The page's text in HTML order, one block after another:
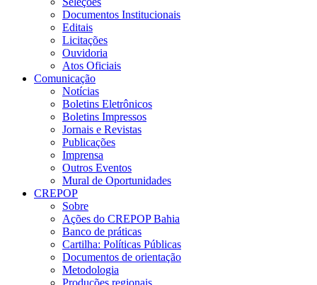
Documentos Institucionais
Editais
Licitações
Ouvidoria
Atos Oficiais
Comunicação
Notícias
Boletins Eletrônicos
Boletins Impressos
Jornais e Revistas
Publicações
Imprensa
Outros Eventos
Mural de Oportunidades
CREPOP
Sobre
Ações do CREPOP Bahia
Banco de práticas
Cartilha: Políticas Públicas
Documentos de orientação
Metodologia